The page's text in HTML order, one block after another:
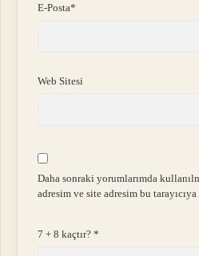
E-Posta*
Web Sitesi
Daha sonraki yorumlarımda
adresim ve site adresim bu
7 + 8 kaçtır?*